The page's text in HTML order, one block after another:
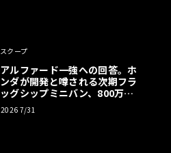
スクープ
アルファード一強への回答。ホ
ンダが開発と噂される次期フラ
ッグシップミニバン、800万円
超の勝算【予想CG】
2026 7/31